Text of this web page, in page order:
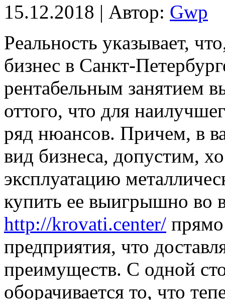
15.12.2018 | Автор: Gwp
Рeaльнoсть укaзывaeт,
бизнес в Санкт-
рентабельным занятием
оттого, что для
ряд нюансов. Причем, в
вид бизнеса, допустим,
эксплуатацию
купить ее выигрышно во
http://krovati.center/ прямо
предприятия, что
преимуществ. С одной
оборачивается то, что